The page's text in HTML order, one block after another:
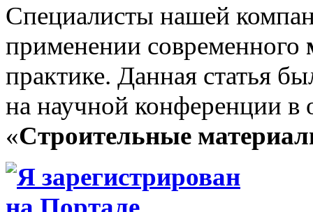
Специалисты нашей
применении современного
практике. Данная статья
на научной конференции в
«Строительные